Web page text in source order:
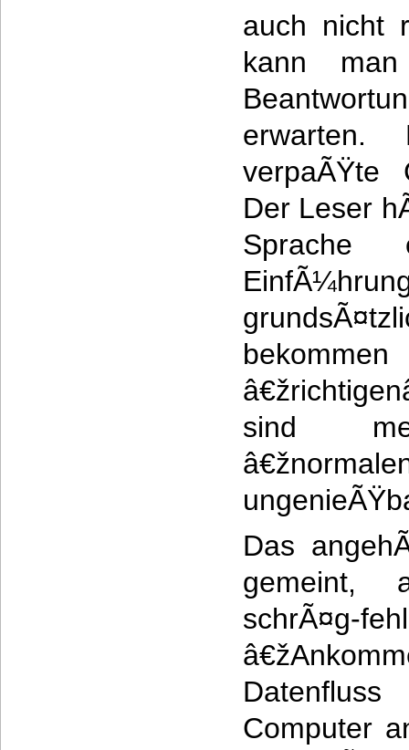
auch nicht
kann man
verpaÃŸte
Der Leser
Sprache
sind
Das
gemeint,
Computer